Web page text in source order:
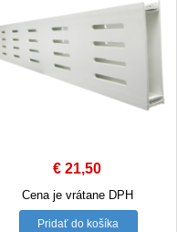
€ 21,50
Cena je vrátane DPH
Pridať do košíka